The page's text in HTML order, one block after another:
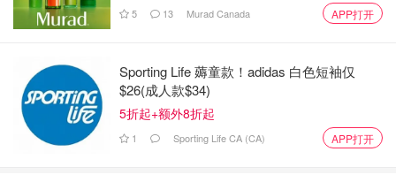
5 13 Murad Canada APP打开
Sporting Life 薅童款！adidas 白色短袖仅
$26(成人款$34)
5折起+额外8折起
1 Sporting Life CA (CA) APP打开